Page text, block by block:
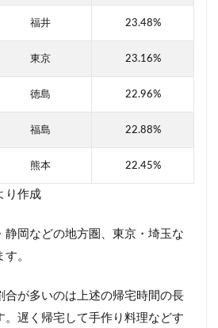
福井 23.48%
東京 23.16%
徳島 22.96%
福島 22.88%
熊本 22.45%
り作成
静岡などの地方圏、東京・埼玉な
。
合が多いのは上述の帰宅時間の長
。遅く帰宅して手作り料理などす